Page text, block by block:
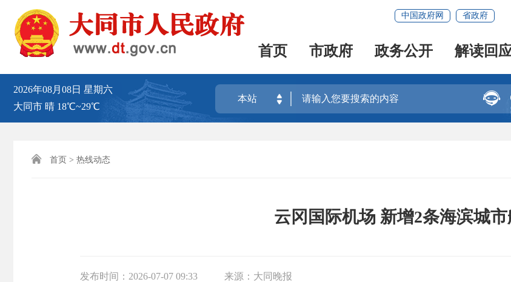
中国政府网 省政府
首页 市政府 政务公开 解读回
2026年08月08日 星期六
大同市 晴 18℃~29℃
本站 
 首页 > 热线动态
云冈国际机场 新增2条海滨城
发布时间： 2026-07-07 09:33 来源： 大同晚报